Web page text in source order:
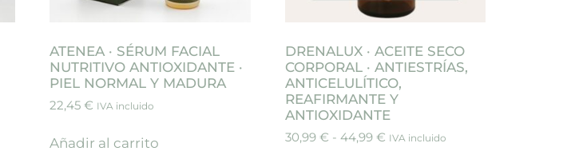
ATENEA · SÉRUM FACIAL
NUTRITIVO ANTIOXIDANTE ·
PIEL NORMAL Y MADURA
22,45€ IVA incluido
Añadir al carrito
DRENALUX · ACEITE SECO
CORPORAL · ANTIESTRÍAS,
ANTICELULÍTICO,
REAFIRMANTE Y
ANTIOXIDANTE
30,99€ - 44,99€ IVA incluido